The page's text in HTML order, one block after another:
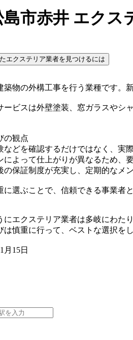
島市赤井 エクス
エクステリア業者を見つけるには
築物の外構工事を行う業種です。
ービスは外壁塗装、窓ガラスやシ
の観点
などを確認するだけではなく、実
によって仕上がりが異なるため、
の保証制度が充実し、定期的なメ
に選ぶことで、信頼できる事業者
にエクステリア業者は多岐にわた
慎重に行って、ベストな選択を
月15日